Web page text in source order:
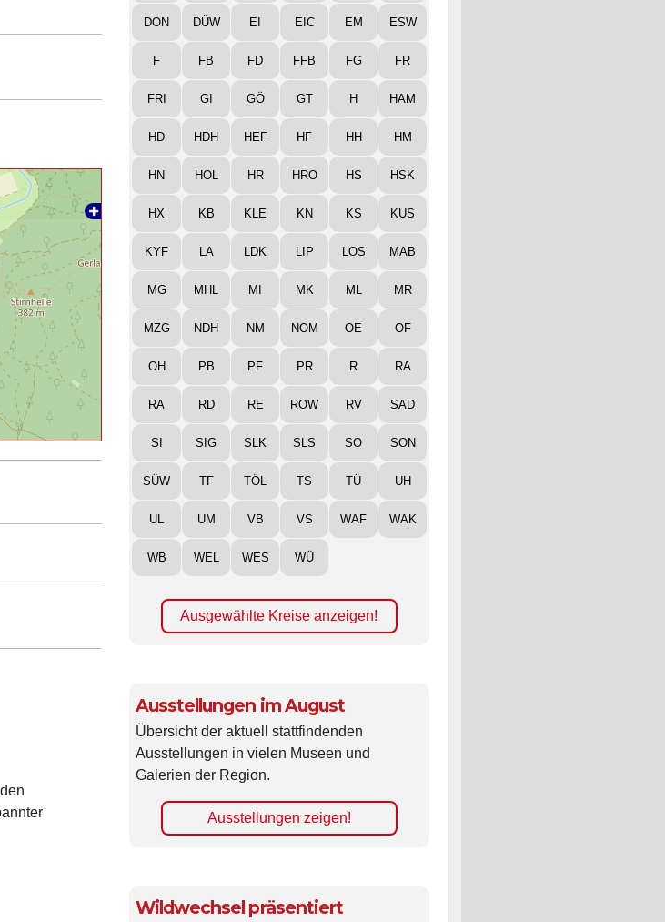
DON DÜW EI EIC EM ESW
F FB FD FFB FG FR
FRI GI GÖ GT H HAM
HD HDH HEF HF HH HM
HN HOL HR HRO HS HSK
HX KB KLE KN KS KUS
KYF LA LDK LIP LOS MAB
MG MHL MI MK ML MR
MZG NDH NM NOM OE OF
OH PB PF PR R RA
RA RD RE ROW RV SAD
SI SIG SLK SLS SO SON
SÜW TF TÖL TS TÜ UH
UL UM VB VS WAF WAK
WB WEL WES WÜ
Ausgewählte Kreise anzeigen!
Ausstellungen im August
Übersicht der aktuell stattfindenden
Ausstellungen in vielen Museen und
Galerien der Region.
Ausstellungen zeigen!
Wildwechsel präsentiert